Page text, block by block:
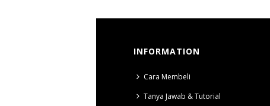
INFORMATION
Cara Membeli
Tanya Jawab & Tutorial